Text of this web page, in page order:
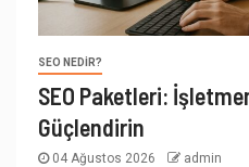
SEO NEDIR?
SEO Paketleri:
Güçlendirin
04 Ağustos 2026 admin